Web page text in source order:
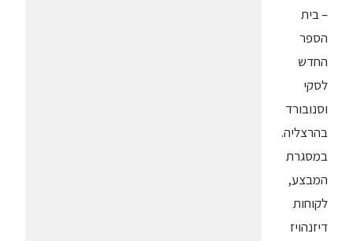
– בית
הספר
החדש
לסקי
וסנובורד
בהרצליה.
במסגרת
המבצע,
לקוחות
דיזנהויז